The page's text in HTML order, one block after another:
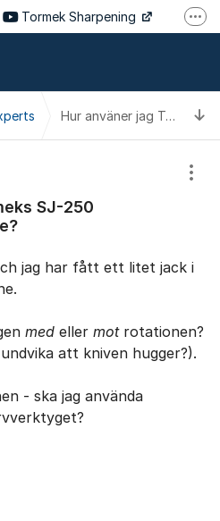
Tormek Sharpening
Tormek DE Hur använer jag Tormeks SJ-250 Japanese Waterstone?
SJ-250
jag har fått ett litet jack i
med eller mot rotationen?
att kniven hugger?).
- ska jag använda